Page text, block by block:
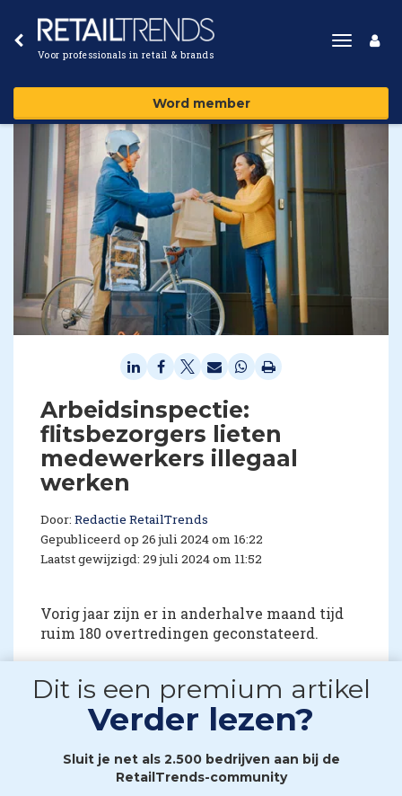
Voor professionals in retail & brands
Toggle
Word member
Arbeidsinspectie:
flitsbezorgers lieten
medewerkers illegaal
werken
Door: Redactie RetailTrends
Gepubliceerd op 26 juli 2024 om 16:22
Laatst gewijzigd: 29 juli 2024 om 11:52
Vorig jaar zijn er in anderhalve maand tijd
ruim 180 overtredingen geconstateerd.
Dit is een premium artikel
Verder lezen?
Sluit je net als 2.500 bedrijven aan bij de
RetailTrends-community